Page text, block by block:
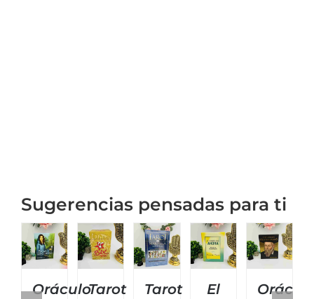
Sugerencias pensadas para ti
OráculoTarot
Tarot
El